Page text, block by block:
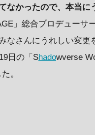
なかったので、本当に
」総合プロデューサ
なさんにうれしい変
日の「Shadowverse
。